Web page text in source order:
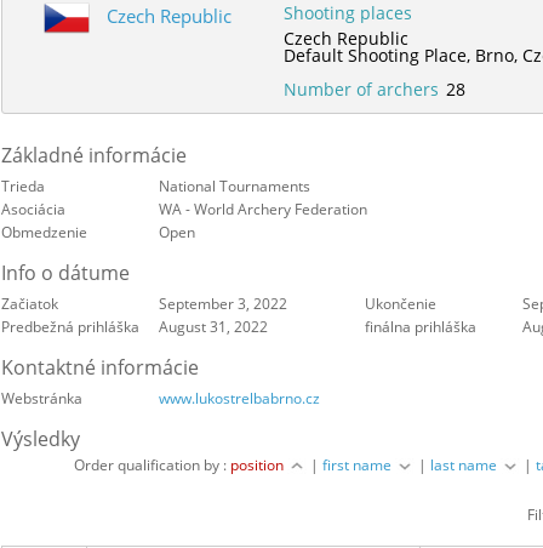
Czech Republic
Shooting places
Czech Republic
Default Shooting Place, Brno,
Number of archers 28
Základné informácie
Trieda
National Tournaments
Asociácia
WA - World Archery Federation
Obmedzenie
Open
Info o dátume
Začiatok September 3, 2022 Ukončenie
Predbežná prihláška
August 31, 2022 finálna prihláška
Kontaktné informácie
Webstránka www.lukostrelbabrno.cz
Výsledky
Order qualification by : position |first name | last name |